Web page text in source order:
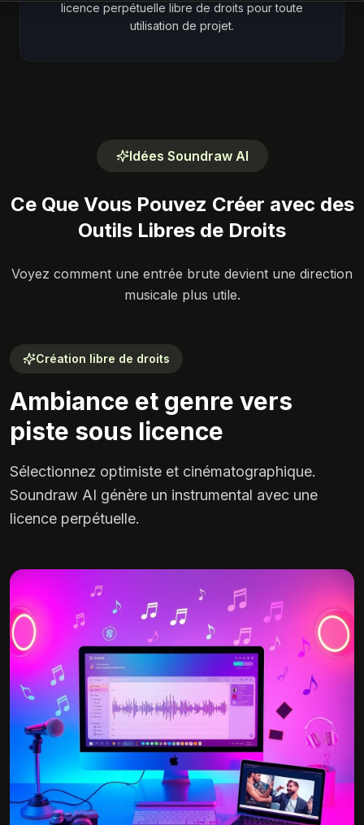
licence perpétuelle libre de droits pour toute
utilisation de projet.
Idées Soundraw AI
Ce Que Vous Pouvez Créer avec des
Outils Libres de Droits
Voyez comment une entrée brute devient une direction
musicale plus utile.
Création libre de droits
Ambiance et genre vers
piste sous licence
Sélectionnez optimiste et cinématographique.
Soundraw AI génère un instrumental avec une
licence perpétuelle.